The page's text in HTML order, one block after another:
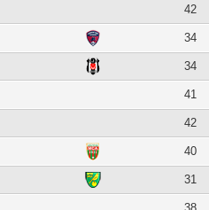
42
34
34
41
42
40
31